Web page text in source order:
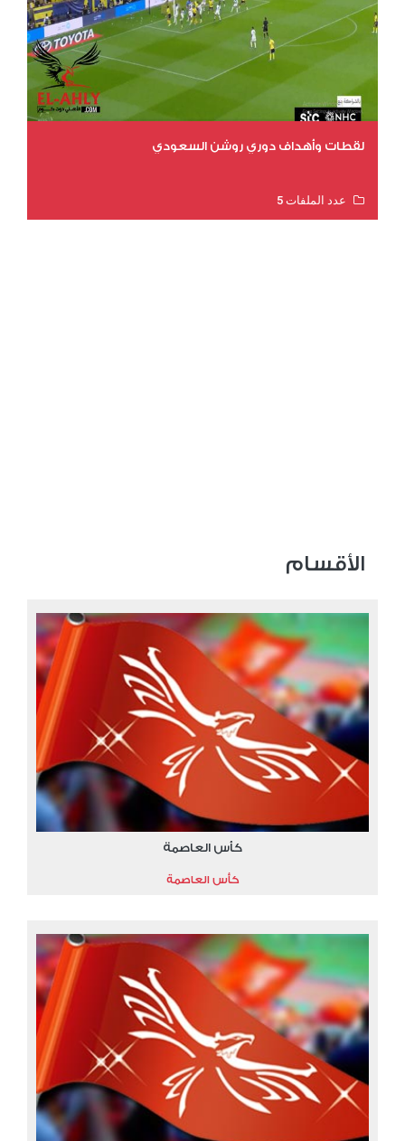
لقطات وأهداف دوري روشن السعودي
عدد الملفات 5
الأقسام
كأس العاصمة
كأس العاصمة